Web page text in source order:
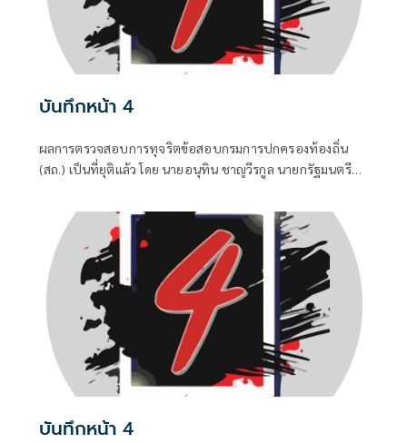
บันทึกหน้า 4
ผลการตรวจสอบการทุจริตข้อสอบกรมการปกครองท้องถิ่น
(สถ.) เป็นที่ยุติแล้ว โดย นายอนุทิน ชาญวีรกูล นายกรัฐมนตรี
อย่างที่ควรทำหมดแล้ว จบแล้ว
บันทึกหน้า 4